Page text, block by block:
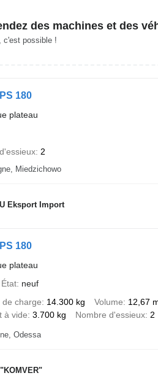
des machines et des
c'est possible !
180
plateau
2
Miedzichowo
Eksport Import
180
plateau
État neuf
de charge
14.300 kg Volume 12,67
à vide 3.700 kg Nombre d'essieux 2
Odessa